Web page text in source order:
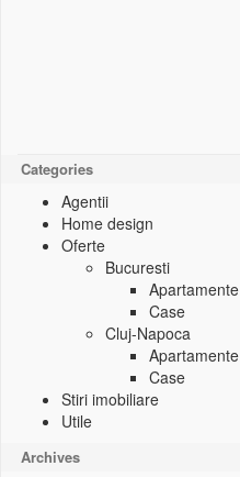
Categories
Agentii
Home design
Oferte
Bucuresti
Apartamente
Case
Cluj-Napoca
Apartamente
Case
Stiri imobiliare
Utile
Archives